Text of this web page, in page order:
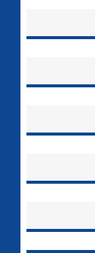
לכל מוצרי היצרן